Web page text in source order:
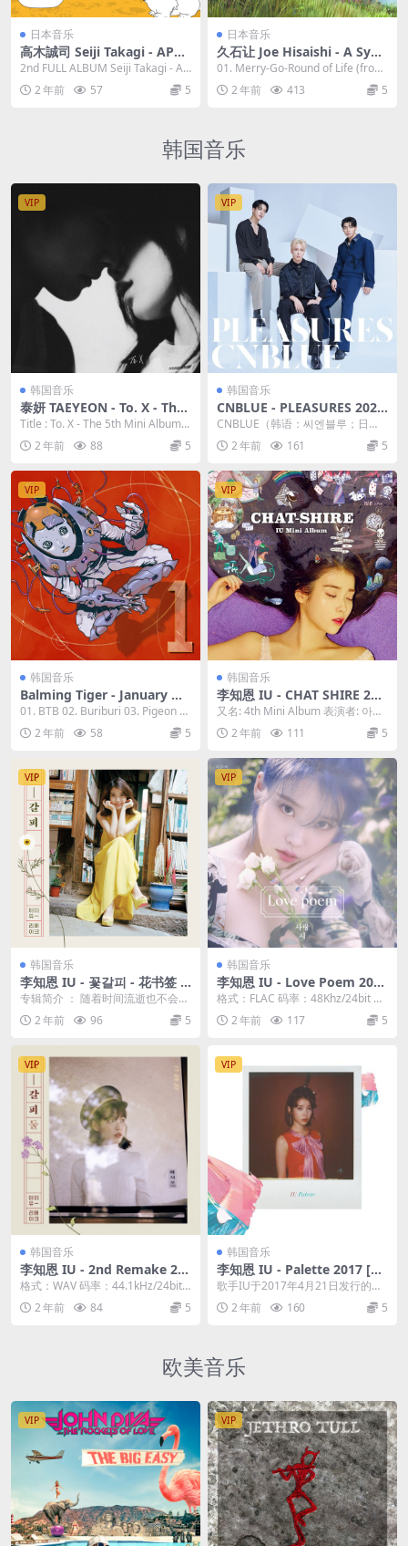
日本音乐
高木誠司 Seiji Takagi - APOL
LO [24Bit/48kHz] [Hi-Res Fl
ac 512MB]
2nd FULL ALBUM Seiji Takagi - AP
OLLO (20...
2 年前 57 5
日本音乐
久石让 Joe Hisaishi - A Sym
phonic Celebration - Music
from the Studio Ghibli Film
s of Hayao Miyazaki 2023
01. Merry-Go-Round of Life (from
'Howl’s...
2 年前 413 5
韩国音乐
VIP
韩国音乐
泰妍 TAEYEON - To. X - The
5th Mini Album 2023 [24bi
t/96kHz] [Hi-Res Flac 304M
B]
Title : To. X - The 5th Mini Album A
rtis...
2 年前 88 5
VIP
韩国音乐
CNBLUE - PLEASURES 2023
[24bit/96kHz] [Hi-Res Flac
731MB]
CNBLUE（韩语：씨엔블루；日
语：シーエヌブルー），韩国FNC
娱乐旗下的乐团组...
2 年前 161 5
VIP
韩国音乐
Balming Tiger - January Ne
ver Dies 2023 [24Bit/96kH
z] [Hi-Res Flac 858MB]
01. BTB 02. Buriburi 03. Pigeon a
nd Plas...
2 年前 58 5
VIP
韩国音乐
李知恩 IU - CHAT SHIRE 201
5 [24bit/48kHz] [Hi-Res Fla
c 327MB]
又名: 4th Mini Album 表演者: 아이
유 / IU 流派: 流行 ...
2 年前 111 5
VIP
韩国音乐
李知恩 IU - 꽃갈피 - 花书签 2
014 [24bit/96khz] [Hi-Res F
lac 522MB]
专辑简介 ： 随着时间流逝也不会褪
色的，淳朴美丽的回忆的痕迹，IU
特别翻唱专辑《...
2 年前 96 5
VIP
韩国音乐
李知恩 IU - Love Poem 2019
[24bit/48Khz] [Hi-Res Flac 3
30MB]
格式：FLAC 码率：48Khz/24bit 流
派：流行 发行日期：2019-1...
2 年前 117 5
VIP
韩国音乐
李知恩 IU - 2nd Remake 20
17 Album 꽃갈피 둘[24bit/4
4.1kHz] [Hi-Res WAV 347M
B]
格式：WAV 码率：44.1kHz/24bit
流派：流行 发行日期：2017-...
2 年前 84 5
VIP
韩国音乐
李知恩 IU - Palette 2017 [24
Bit/96Hz] [Hi-Res Flac 911
MB]
歌手IU于2017年4月21日发行的正
规4辑《Palette》。除了先前公开
的《...2 年前 160 5
欧美音乐
VIP VIP